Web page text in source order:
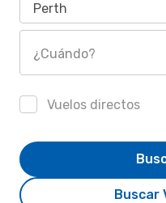
Perth
¿Cuándo?
Vuelos directos
Buscar